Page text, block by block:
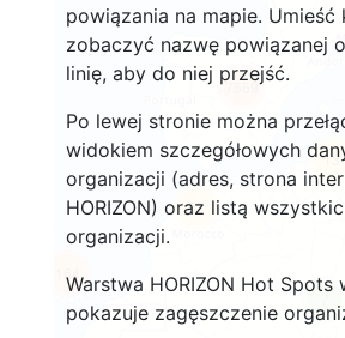
powiązania na mapie.
zobaczyć nazwę powiązanej
linię, aby do niej przejść.
Po lewej stronie można
widokiem szczegółowych
organizacji (adres, strona
HORIZON) oraz listą
organizacji.
Warstwa HORIZON Hot
pokazuje zagęszczenie
7
164
13
57
7559